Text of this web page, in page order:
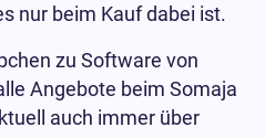
nur beim Kauf dabei ist.
zu Software von
Angebote beim Somaja
auch immer über